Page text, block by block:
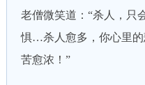
老僧微笑道：“杀人，只
惧…杀人愈多，你心里
苦愈浓！”